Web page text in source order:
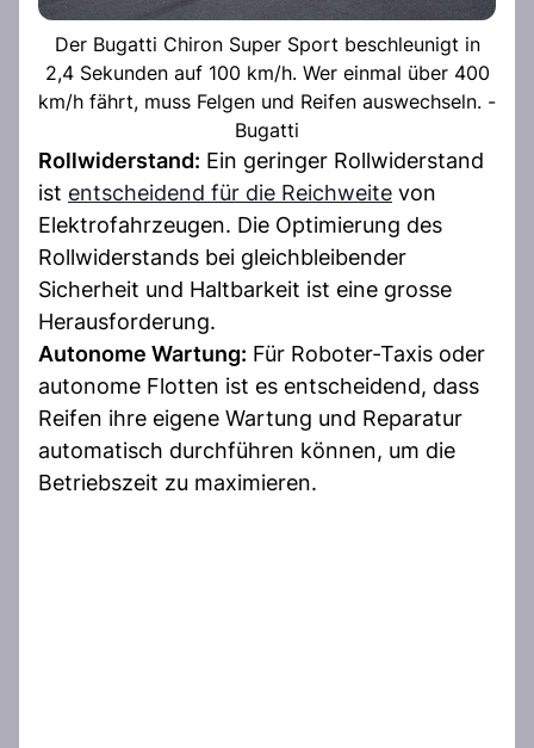
Der Bugatti Chiron Super Sport beschleunigt in
2,4 Sekunden auf 100 km/h. Wer einmal über 400
km/h fährt, muss Felgen und Reifen auswechseln. -
Bugatti
Rollwiderstand: Ein geringer Rollwiderstand
ist entscheidend für die Reichweite von
Elektrofahrzeugen. Die Optimierung des
Rollwiderstands bei gleichbleibender
Sicherheit und Haltbarkeit ist eine grosse
Herausforderung.
Autonome Wartung: Für Roboter-Taxis oder
autonome Flotten ist es entscheidend, dass
Reifen ihre eigene Wartung und Reparatur
automatisch durchführen können, um die
Betriebszeit zu maximieren.